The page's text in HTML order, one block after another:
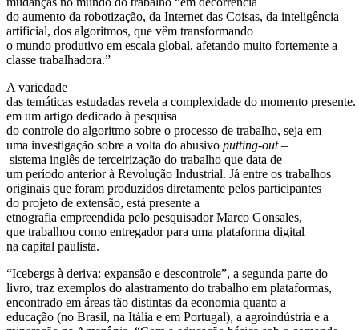
do aumento da robotização, da Internet das Coisas, da inteligência
artificial, dos algoritmos, que vêm transformando
o mundo produtivo em escala global, afetando muito fortemente a
classe trabalhadora.”
A variedade
das temáticas estudadas revela a complexidade do momento presente.
em um artigo dedicado à pesquisa
do controle do algoritmo sobre o processo de trabalho, seja em
uma investigação sobre a volta do abusivo putting-out–
sistema inglês de terceirização do trabalho que data de
um período anterior à Revolução Industrial. Já entre os trabalhos
originais que foram produzidos diretamente pelos participantes
do projeto de extensão, está presente a
etnografia empreendida pelo pesquisador Marco Gonsales,
que trabalhou como entregador para uma plataforma digital
na capital paulista.
“Icebergs à deriva: expansão e descontrole”, a segunda parte do
livro, traz exemplos do alastramento do trabalho em plataformas,
encontrado em áreas tão distintas da economia quanto a
educação (no Brasil, na Itália e em Portugal), a agroindústria e a